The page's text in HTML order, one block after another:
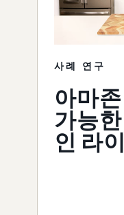
사례 연구
아마
가능
인 라